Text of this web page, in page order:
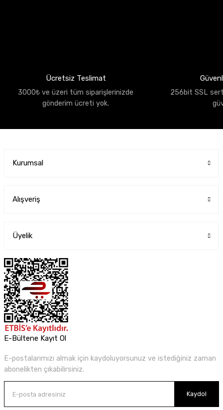
Ücretsiz Teslimat
3000₺ ve üzeri tüm siparişlerinizde
gönderim ücreti yok.
256bit SSL
Kurumsal
Alışveriş
Üyelik
E-Bültene Kayıt Ol
E-postalarımızı almak için kaydoluyorsunuz ve istediğiniz zaman
abonelikten çıkabilirsiniz.
Kaydol